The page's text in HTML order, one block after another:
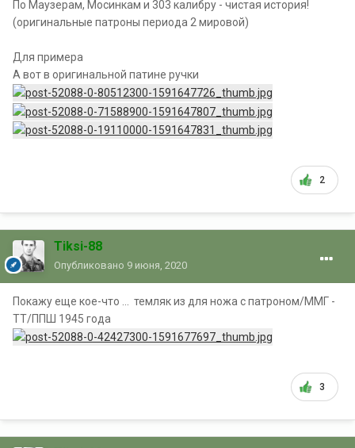
По Маузерам, Мосинкам и 303 калибру - чистая история!
(оригинальные патроны периода 2 мировой)
Для примера
А вот в оригинальной патине ручки
2
Tiksi-88
Опубликовано 9 июня, 2020
Покажу еще кое-что ... темляк из для ножа с патроном/ММГ -
ТТ/ППШ 1945 года
3